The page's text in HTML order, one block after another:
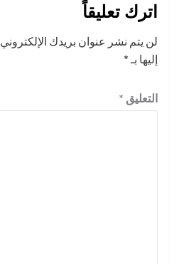
اترك تعليقاً
لن يتم نشر عنوان بريدك الإلكتروني.
إليها بـ *
التعليق *